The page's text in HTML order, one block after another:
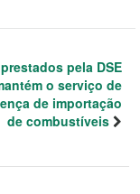
pela DSE
o serviço de
de importação
de combustíveis